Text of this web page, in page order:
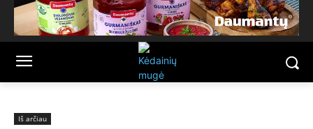
Iš arčiau